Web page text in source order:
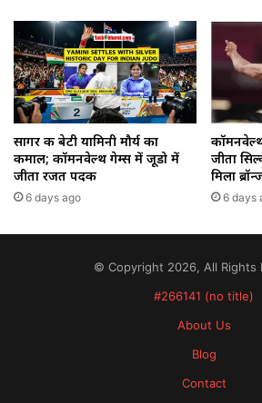
सागर की बेटी यामिनी मौर्य का
कमाल; कॉमनवेल्थ गेम्स में जूडो में
जीता रजत पदक
6 days ago
जीता
मिला
6 days
© Copyright 2026, All Rights
#266141 (no title)
About Us
Blog
Contact